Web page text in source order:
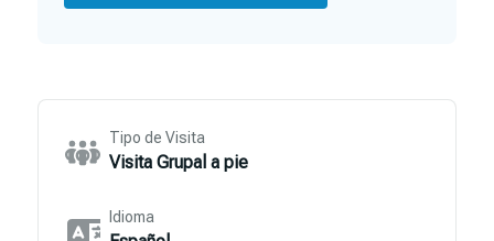
Tipo de Visita
Visita Grupal a pie
Idioma